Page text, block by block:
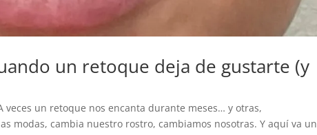
un retoque deja de gustarte (y
un retoque nos encanta durante meses… y otras,
modas, cambia nuestro rostro, cambiamos nosotras. Y aquí va un